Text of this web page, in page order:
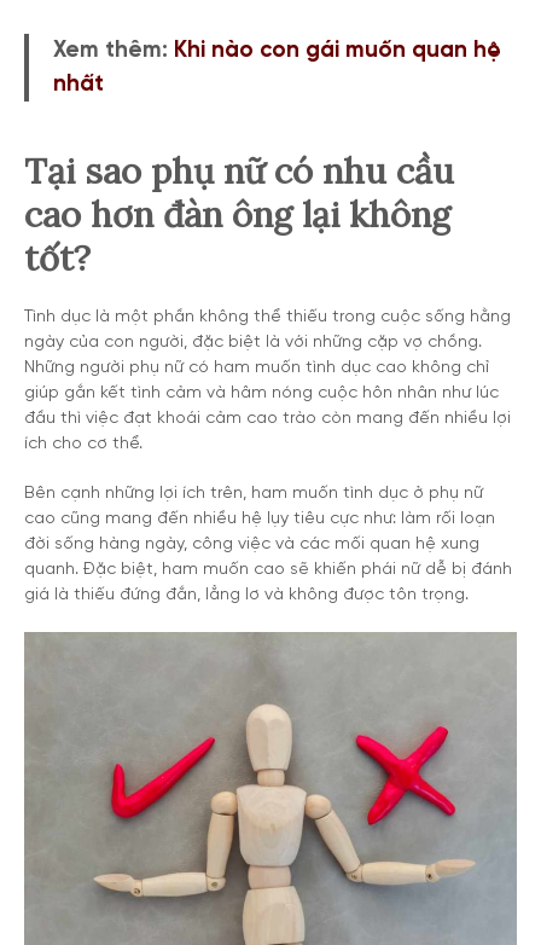
Xem thêm: Khi nào con gái muốn quan hệ
nhất
Tại sao phụ nữ có nhu cầu
cao hơn đàn ông lại không
tốt?
Tình dục là một phần không thể thiếu trong cuộc sống hằng
ngày của con người, đặc biệt là với những cặp vợ chồng.
Những người phụ nữ có ham muốn tình dục cao không chỉ
giúp gắn kết tình cảm và hâm nóng cuộc hôn nhân như lúc
đầu thì việc đạt khoái cảm cao trào còn mang đến nhiều lợi
ích cho cơ thể.
Bên cạnh những lợi ích trên, ham muốn tình dục ở phụ nữ
cao cũng mang đến nhiều hệ lụy tiêu cực như: làm rối loạn
đời sống hàng ngày, công việc và các mối quan hệ xung
quanh. Đặc biệt, ham muốn cao sẽ khiến phái nữ dễ bị đánh
giá là thiếu đứng đắn, lẳng lơ và không được tôn trọng.